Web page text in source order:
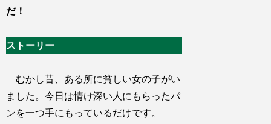
だ！
ストーリー
むかし昔、ある所に貧しい女の子がい
ました。今日は情け深い人にもらったパ
ンを一つ手にもっているだけです。